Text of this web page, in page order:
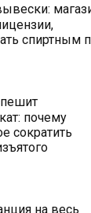
спиртным
почему
сократить
на весь